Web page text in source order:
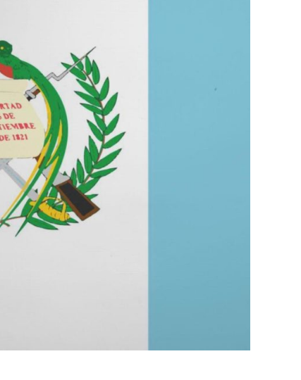
“Las
liderar y
nuestros
Lucas Martínez Paz: “En
tecnología, hay que invertir
con inteligencia, no por
moda”
EN PORTADA